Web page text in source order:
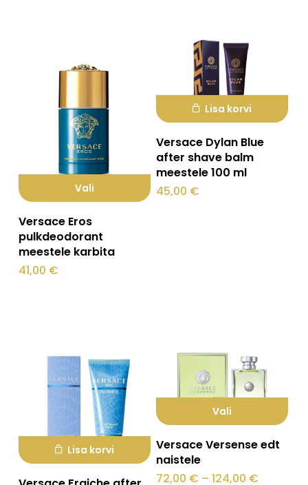
tootelehel.
Vali
tootel
on
mitu
tootelehel.
Versace Eros
pulkdeodorant
meestele karbita
41,00 €
Lisa korvi
Versace Dylan Blue
after shave balm
meestele 100 ml
45,00 €
Lisa korvi
Vali
tootel
on
Versace Versense edt
naistele
72,00 € – 124,00 €